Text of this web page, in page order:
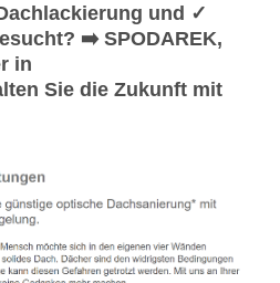
und ✓
➡️ SPODAREK,
in
Sie die Zukunft mit